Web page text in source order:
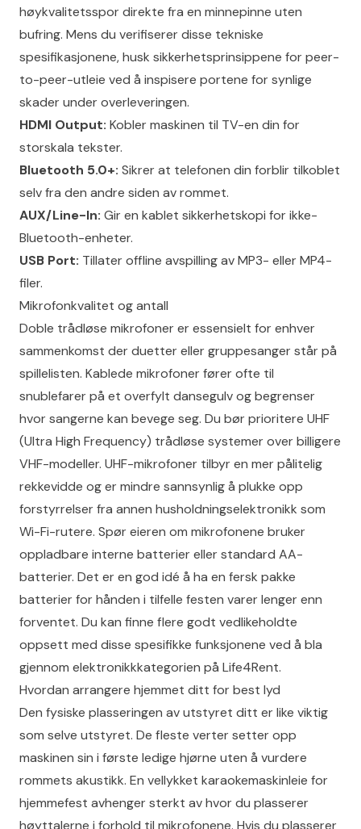
høykvalitetsspor direkte fra en minnepinne uten
bufring. Mens du verifiserer disse tekniske
spesifikasjonene, husk sikkerhetsprinsippene for peer-
to-peer-utleie ved å inspisere portene for synlige
skader under overleveringen.
HDMI Output: Kobler maskinen til TV-en din for
storskala tekster.
Bluetooth 5.0+: Sikrer at telefonen din forblir tilkoblet
selv fra den andre siden av rommet.
AUX/Line-In: Gir en kablet sikkerhetskopi for ikke-
Bluetooth-enheter.
USB Port: Tillater offline avspilling av MP3- eller MP4-
filer.
Mikrofonkvalitet og antall
Doble trådløse mikrofoner er essensielt for enhver
sammenkomst der duetter eller gruppesanger står på
spillelisten. Kablede mikrofoner fører ofte til
snublefarer på et overfylt dansegulv og begrenser
hvor sangerne kan bevege seg. Du bør prioritere UHF
(Ultra High Frequency) trådløse systemer over billigere
VHF-modeller. UHF-mikrofoner tilbyr en mer pålitelig
rekkevidde og er mindre sannsynlig å plukke opp
forstyrrelser fra annen husholdningselektronikk som
Wi-Fi-rutere. Spør eieren om mikrofonene bruker
oppladbare interne batterier eller standard AA-
batterier. Det er en god idé å ha en fersk pakke
batterier for hånden i tilfelle festen varer lenger enn
forventet. Du kan finne flere godt vedlikeholdte
oppsett med disse spesifikke funksjonene ved å bla
gjennom elektronikkkategorien på Life4Rent.
Hvordan arrangere hjemmet ditt for best lyd
Den fysiske plasseringen av utstyret ditt er like viktig
som selve utstyret. De fleste verter setter opp
maskinen sin i første ledige hjørne uten å vurdere
rommets akustikk. En vellykket karaokemaskinleie for
hjemmefest avhenger sterkt av hvor du plasserer
høyttalerne i forhold til mikrofonene. Hvis du plasserer